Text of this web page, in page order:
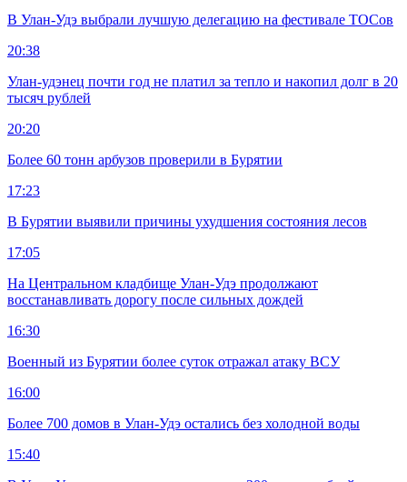
В Улан-Удэ выбрали лучшую делегацию на фестивале ТОСов
20:38
Улан-удэнец почти год не платил за тепло и накопил долг в 20
тысяч рублей
20:20
Более 60 тонн арбузов проверили в Бурятии
17:23
В Бурятии выявили причины ухудшения состояния лесов
17:05
На Центральном кладбище Улан-Удэ продолжают
восстанавливать дорогу после сильных дождей
16:30
Военный из Бурятии более суток отражал атаку ВСУ
16:00
Более 700 домов в Улан-Удэ остались без холодной воды
15:40